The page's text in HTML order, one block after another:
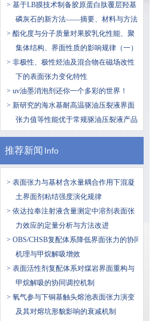
> 基于LB膜技术制备胶原蛋白肽覆层羟基
磷灰石的新方法——摘要、材料与方法
> 酯化度与分子质量对果胶乳化性能、聚
集体结构、界面性质的影响规律（一）
> 非极性、极性烃油及混合物在磁场改性
下的表面张力变化特性
> uv油墨消泡剂还你一个多彩的世界！
> 新研究的海水基耐高温驱油压裂液界面
张力值等性能优于常规驱油压裂液产品
推荐新闻 Info
> 表面张力与基材含水量耦合作用下混凝
土界面剂粘结强度演化规律
> 依达拉奉注射液含量测定中溶剂表面张
力效应的定量分析与方法改进
> OBS/CHSB复配体系降低界面张力的协同
机理与甲烷解吸增效
> 表面活性剂复配体系对煤岩界面重构与
甲烷解吸的协同调控机制
> 氧气参与下铜基触头熔池表面张力演变
及其对熔坑形貌影响的衰减机制